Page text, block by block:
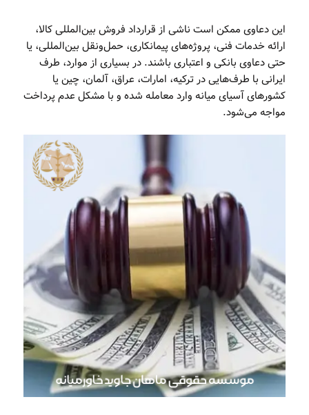
این دعاوی ممکن است ناشی از قرارداد فروش بین‌المللی کالا،
ارائه خدمات فنی، پروژه‌های پیمانکاری، حمل‌ونقل بین‌المللی، یا
حتی دعاوی بانکی و اعتباری باشند. در بسیاری از موارد، طرف
ایرانی با طرف‌هایی در ترکیه، امارات، عراق، آلمان، چین یا
کشورهای آسیای میانه وارد معامله شده و با مشکل عدم پرداخت
مواجه می‌شود.